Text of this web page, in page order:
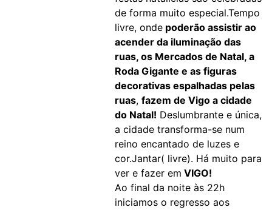
de forma muito especial.Tempo
livre, onde poderão assistir ao
acender da iluminação das
ruas, os Mercados de Natal, a
Roda Gigante e as figuras
decorativas espalhadas pelas
ruas, fazem de Vigo a cidade
do Natal! Deslumbrante e única,
a cidade transforma-se num
reino encantado de luzes e
cor.Jantar( livre). Há muito para
ver e fazer em VIGO!
Ao final da noite às 22h
iniciamos o regresso aos